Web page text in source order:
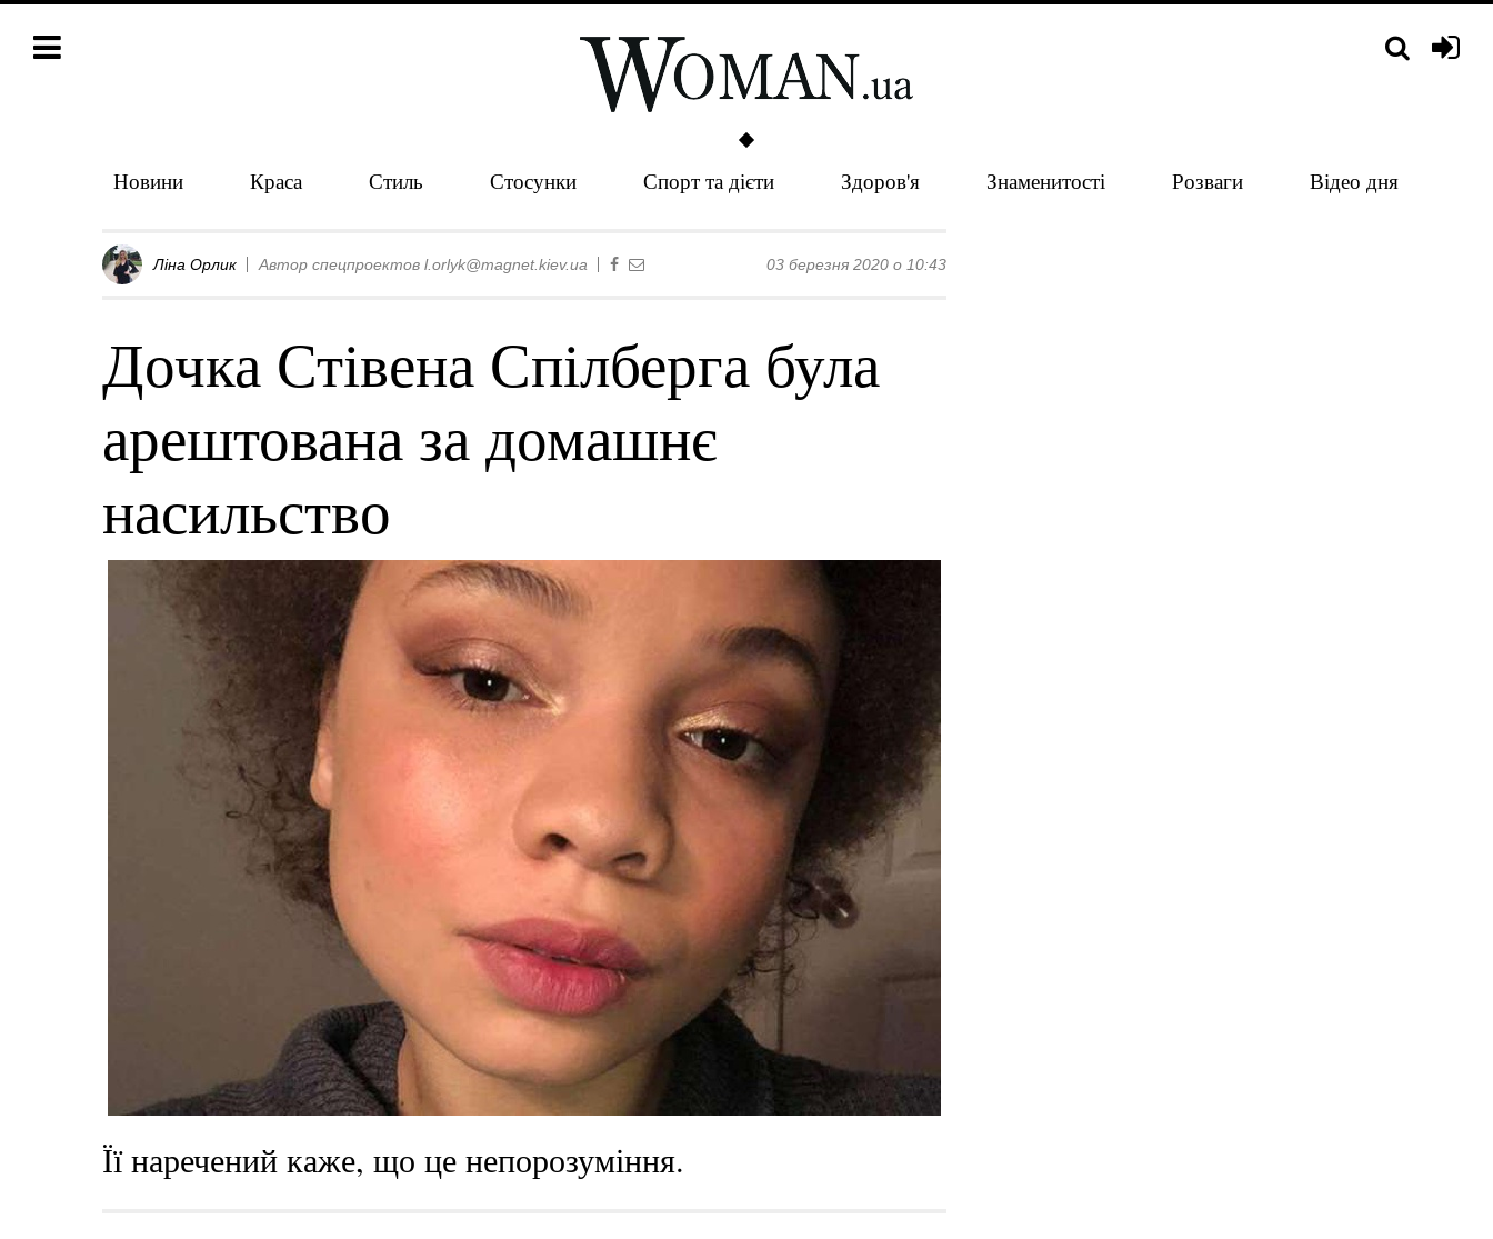
Новини Краса Стиль Стосунки Спорт та дієти Здоров'я Знаменитості Розваги Відео дня
Ліна Орлик Автор спецпроектов l.orlyk@magnet.kiev.ua 03 березня 2020 о 10:43
Дочка Стівена Спілберга була
арештована за домашнє
насильство
Її наречений каже, що це непорозуміння.